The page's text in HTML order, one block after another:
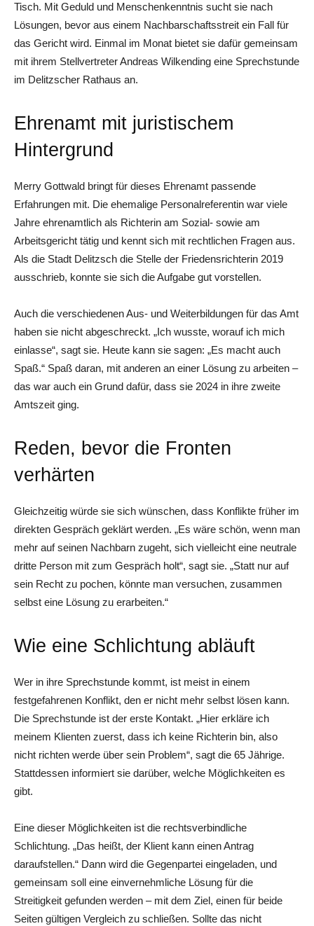
Tisch. Mit Geduld und Menschenkenntnis sucht sie nach
Lösungen, bevor aus einem Nachbarschaftsstreit ein Fall für
das Gericht wird. Einmal im Monat bietet sie dafür gemeinsam
mit ihrem Stellvertreter Andreas Wilkending eine Sprechstunde
im Delitzscher Rathaus an.
Ehrenamt mit juristischem
Hintergrund
Merry Gottwald bringt für dieses Ehrenamt passende
Erfahrungen mit. Die ehemalige Personalreferentin war viele
Jahre ehrenamtlich als Richterin am Sozial- sowie am
Arbeitsgericht tätig und kennt sich mit rechtlichen Fragen aus.
Als die Stadt Delitzsch die Stelle der Friedensrichterin 2019
ausschrieb, konnte sie sich die Aufgabe gut vorstellen.
Auch die verschiedenen Aus- und Weiterbildungen für das Amt
haben sie nicht abgeschreckt. „Ich wusste, worauf ich mich
einlasse“, sagt sie. Heute kann sie sagen: „Es macht auch
Spaß.“ Spaß daran, mit anderen an einer Lösung zu arbeiten –
das war auch ein Grund dafür, dass sie 2024 in ihre zweite
Amtszeit ging.
Reden, bevor die Fronten
verhärten
Gleichzeitig würde sie sich wünschen, dass Konflikte früher im
direkten Gespräch geklärt werden. „Es wäre schön, wenn man
mehr auf seinen Nachbarn zugeht, sich vielleicht eine neutrale
dritte Person mit zum Gespräch holt“, sagt sie. „Statt nur auf
sein Recht zu pochen, könnte man versuchen, zusammen
selbst eine Lösung zu erarbeiten.“
Wie eine Schlichtung abläuft
Wer in ihre Sprechstunde kommt, ist meist in einem
festgefahrenen Konflikt, den er nicht mehr selbst lösen kann.
Die Sprechstunde ist der erste Kontakt. „Hier erkläre ich
meinem Klienten zuerst, dass ich keine Richterin bin, also
nicht richten werde über sein Problem“, sagt die 65 Jährige.
Stattdessen informiert sie darüber, welche Möglichkeiten es
gibt.
Eine dieser Möglichkeiten ist die rechtsverbindliche
Schlichtung. „Das heißt, der Klient kann einen Antrag
daraufstellen.“ Dann wird die Gegenpartei eingeladen, und
gemeinsam soll eine einvernehmliche Lösung für die
Streitigkeit gefunden werden – mit dem Ziel, einen für beide
Seiten gültigen Vergleich zu schließen. Sollte das nicht